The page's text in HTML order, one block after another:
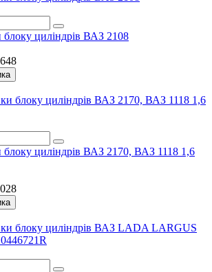
циліндрів ВАЗ 2108
блоку циліндрів ВАЗ 2170, ВАЗ 1118 1,6